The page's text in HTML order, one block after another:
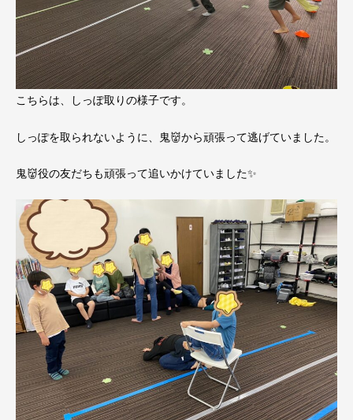
こちらは、しっぽ取りの様子です。
しっぽを取られないように、鬼👹から頑張って逃げていました。
鬼👹役の友だちも頑張って追いかけていました✨